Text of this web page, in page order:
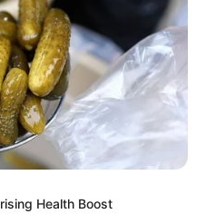
Health Boost